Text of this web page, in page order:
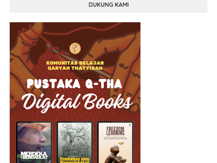
DUKUNG KAMI